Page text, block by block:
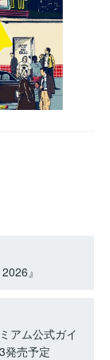
』
アム公式ガイ
発売予定